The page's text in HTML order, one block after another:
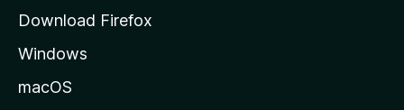
a
l
Download Firefox
Windows
macOS